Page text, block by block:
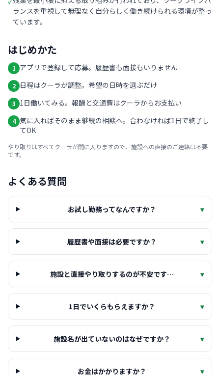
ランスを重視して無理なく自分らしく働き続けられる環境が整っ
ています。
はじめかた
1 アプリで登録して応募。履歴書も面接もいりません
2 日程はクーラが調整。希望の日時を選ぶだけ
3 1日働いてみる。報酬と交通費はクーラからお支払い
4 気に入ればそのまま継続の相談へ。合わなければ1日で終了し
てOK
やり取りはすべてクーラが間に入りますので、施設への直接のご連絡は不要
です。
よくある質問
お試し勤務ってなんですか？ ▾
履歴書や面接は必要ですか？ ▾
施設と直接やり取りするのが不安です… ▾
1日でいくらもらえますか？ ▾
施設名が出ていないのはなぜですか？ ▾
お金はかかりますか？ ▾